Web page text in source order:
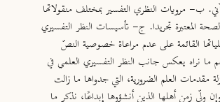
ب- مرويات النظري التفسير بمختلف منقولاتها
المعتبرة تجريدا. ج- تأسيسات النظر التفسيري
القائمة على عدم مراعاة خصوصية النصّ
من أهم ما نراه يعكس جانب النظر التفسيري العلمي في
مقدمات العلم الضرورية، التي جدواها ما زالت
ولّى زمن أهلها الذين أنشؤوها إبداعًا، نذكر ما